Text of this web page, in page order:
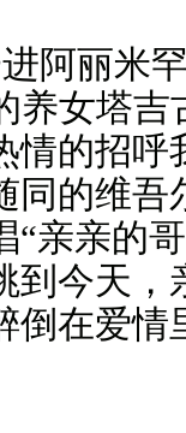
丽米罕
养女塔
情的招呼
同的维吾
“亲亲的
到今天，
倒在爱